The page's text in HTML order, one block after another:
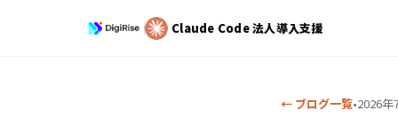
Claude Code法人導入支援
← ブログ一覧•2026年